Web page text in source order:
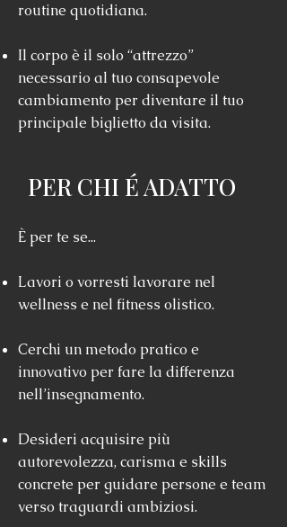
routine quotidiana.
Il corpo è il solo “attrezzo”
necessario al tuo consapevole
cambiamento per diventare il tuo
principale biglietto da visita.
PER CHI É ADATTO
È per te se...
Lavori o vorresti lavorare nel
wellness e nel fitness olistico.
Cerchi un metodo pratico e
innovativo per fare la differenza
nell’insegnamento.
Desideri acquisire più
autorevolezza, carisma e skills
concrete per guidare persone e team
verso traguardi ambiziosi.